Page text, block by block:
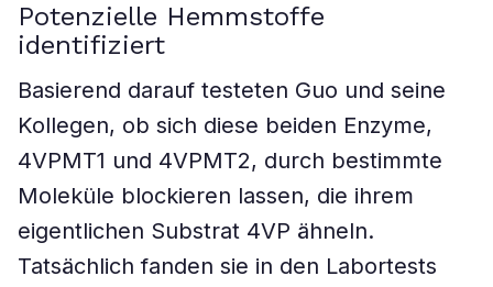
Potenzielle Hemmstoffe
identifiziert
Basierend darauf testeten Guo und seine
Kollegen, ob sich diese beiden Enzyme,
4VPMT1 und 4VPMT2, durch bestimmte
Moleküle blockieren lassen, die ihrem
eigentlichen Substrat 4VP ähneln.
Tatsächlich fanden sie in den Labortests